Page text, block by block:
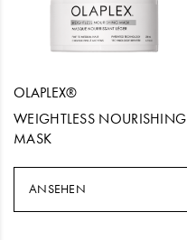
OLAPLEX®
WEIGHTLESS NOURISHING
MASK
ANSEHEN